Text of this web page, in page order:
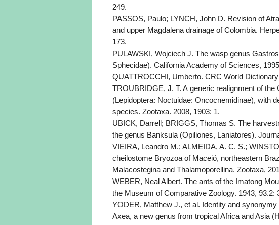
249.
PASSOS, Paulo; LYNCH, John D. Revision of
and upper Magdalena drainage of Colombia.
173.
PULAWSKI, Wojciech J. The wasp genus
Sphecidae). California Academy of Sciences,
QUATTROCCHI, Umberto. CRC World
TROUBRIDGE, J. T. A generic realignment of
(Lepidoptera: Noctuidae: Oncocnemidinae), with
species. Zootaxa. 2008, 1903: 1.
UBICK, Darrell; BRIGGS, Thomas S. The
the genus Banksula (Opiliones, Laniatores).
VIEIRA, Leandro M.; ALMEIDA, A. C. S.;
cheilostome Bryozoa of Maceió, northeastern
Malacostegina and Thalamoporellina. Zootaxa,
WEBER, Neal Albert. The ants of the Imatong
the Museum of Comparative Zoology. 1943, 93.2:
YODER, Matthew J., et al. Identity and
Axea, a new genus from tropical Africa and Asia